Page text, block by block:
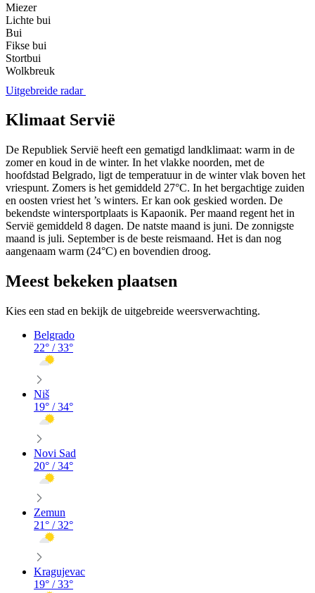
Miezer
Lichte bui
Bui
Fikse bui
Stortbui
Wolkbreuk
Uitgebreide radar
Klimaat Servië
De Republiek Servië heeft een gematigd landklimaat: warm in de
zomer en koud in de winter. In het vlakke noorden, met de
hoofdstad Belgrado, ligt de temperatuur in de winter vlak boven het
vriespunt. Zomers is het gemiddeld 27°C. In het bergachtige zuiden
en oosten vriest het ’s winters. Er kan ook geskied worden. De
bekendste wintersportplaats is Kapaonik. Per maand regent het in
Servië gemiddeld 8 dagen. De natste maand is juni. De zonnigste
maand is juli. September is de beste reismaand. Het is dan nog
aangenaam warm (24°C) en bovendien droog.
Meest bekeken plaatsen
Kies een stad en bekijk de uitgebreide weersverwachting.
Belgrado
22° /33°
Niš
19° /34°
Novi Sad
20° /34°
Zemun
21° /32°
Kragujevac
19° /33°